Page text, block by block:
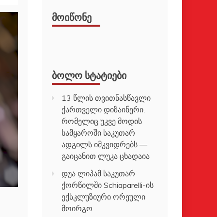
ᲛᲝᲘᲬᲝᲜᲔ
ᲑᲝᲚᲝ ᲡᲢᲐᲢᲘᲔᲑᲘ
13 წლის თვითნასწავლი
ქართველი დიზაინერი,
რომელიც უკვე მოდის
სამყაროში საკუთარ
ადგილს იმკვიდრებს —
გაიცანით ლუკა ცხადაია
დუა ლიპამ საკუთარ
ქორწილში Schiaparelli-ის
ექსკლუზიური ორეული
მოირგო